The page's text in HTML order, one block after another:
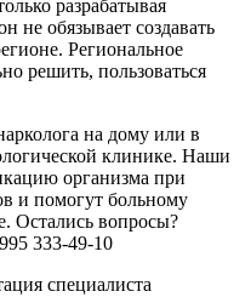
разрабатывая
не обязывает создавать
Региональное
решить, пользоваться
на дому или в
клинике. Наши
организма при
и помогут больному
Остались вопросы?
333-49-10
специалиста